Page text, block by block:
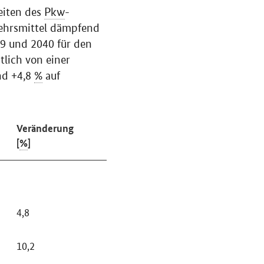
des Pkw-
dämpfend
und 2040 für den
von einer
+4,8 % auf
Veränderung
[%]
4,8
10,2